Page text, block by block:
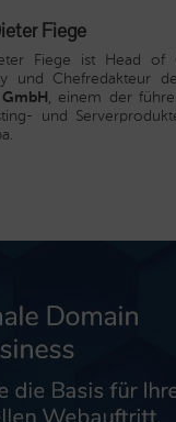
Fiege
Fiege ist Head of
und Chefredakteur
, einem der
und